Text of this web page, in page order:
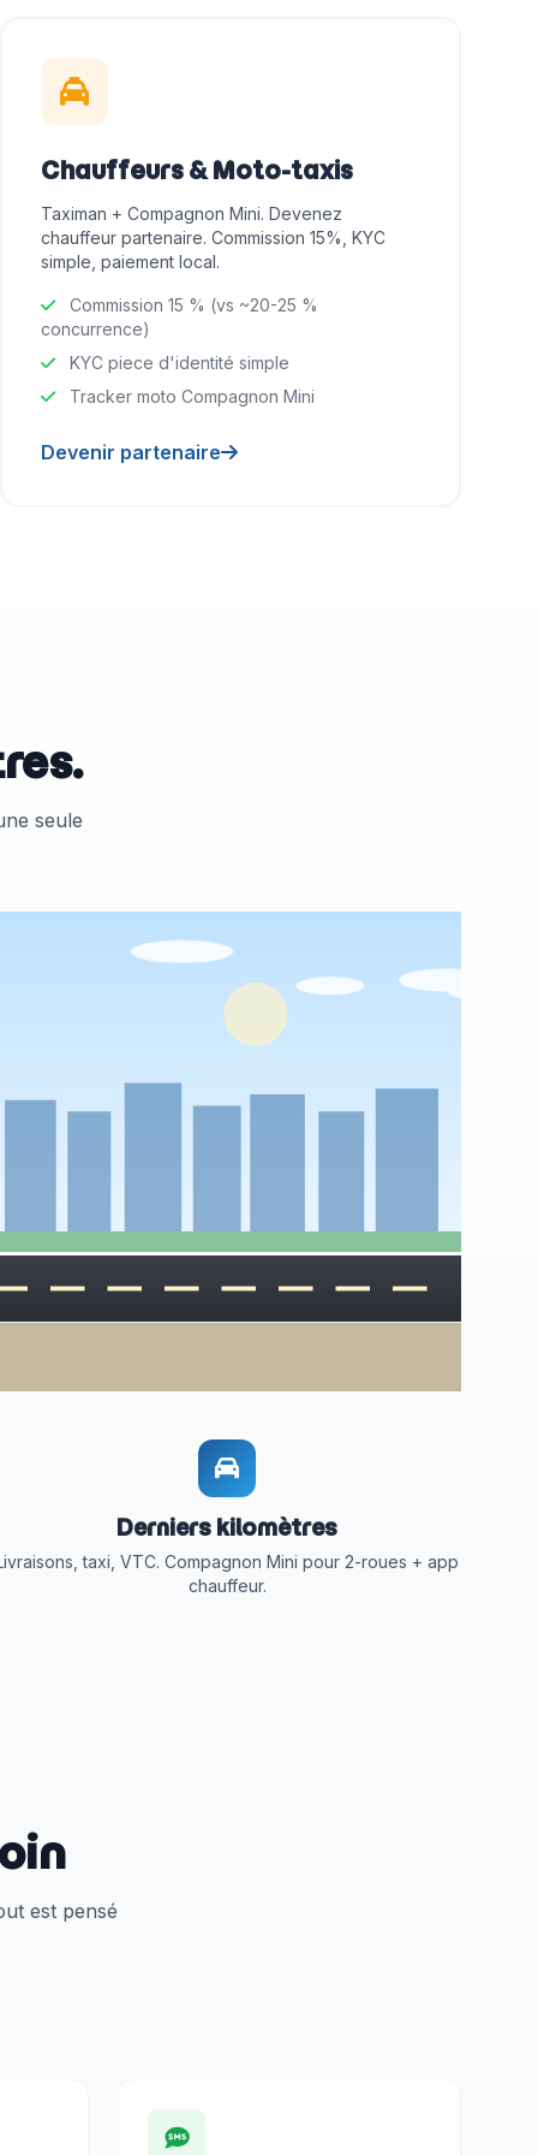
Chauffeurs & Moto-taxis
Taximan + Compagnon Mini. Devenez
chauffeur partenaire. Commission 15%, KYC
simple, paiement local.
Commission 15 % (vs ~20-25 %
concurrence)
KYC piece d'identité simple
Tracker moto Compagnon Mini
Devenir partenaire
seule
Derniers kilomètres
taxi, VTC. Compagnon Mini pour 2-roues + app
chauffeur.
est pensé